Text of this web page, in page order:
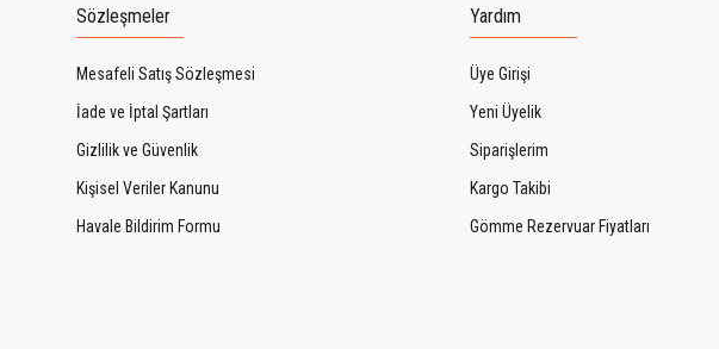
Sözleşmeler
Mesafeli Satış Sözleşmesi
İade ve İptal Şartları
Gizlilik ve Güvenlik
Kişisel Veriler Kanunu
Havale Bildirim Formu
Yardım
Üye Girişi
Yeni Üyelik
Siparişlerim
Kargo Takibi
Gömme Rezervuar Fiyatları